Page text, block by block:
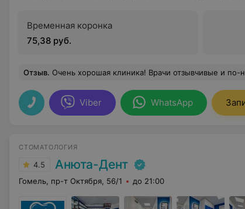
Временная коронка
75,38 руб.
Отзыв. Очень хорошая клиника! Врачи отзывчивые и по-настоящему душевные. Москалева,
Viber WhatsApp
СТОМАТОЛОГИЯ
4.5 Анюта-Дент
Гомель, пр-т Октября, 56/1 до 21:00